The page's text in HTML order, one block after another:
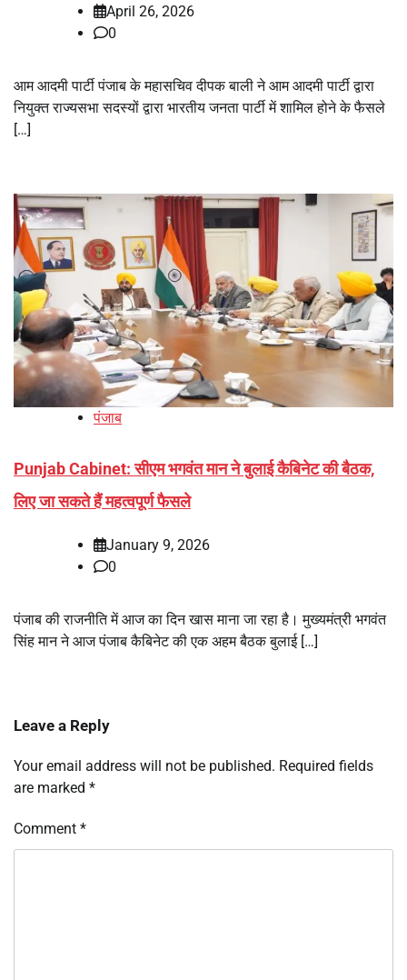
April 26, 2026
0
आम आदमी पार्टी पंजाब के महासचिव दीपक बाली ने आम आदमी पार्टी द्वारा
नियुक्त राज्यसभा सदस्यों द्वारा भारतीय जनता पार्टी में शामिल होने के फैसले
[…]
पंजाब
Punjab Cabinet: सीएम भगवंत मान ने बुलाई कैबिनेट की बैठक,
लिए जा सकते हैं महत्वपूर्ण फैसले
January 9, 2026
0
पंजाब की राजनीति में आज का दिन खास माना जा रहा है। मुख्यमंत्री भगवंत
सिंह मान ने आज पंजाब कैबिनेट की एक अहम बैठक बुलाई […]
Leave a Reply
Your email address will not be published. Required fields
are marked *
Comment *